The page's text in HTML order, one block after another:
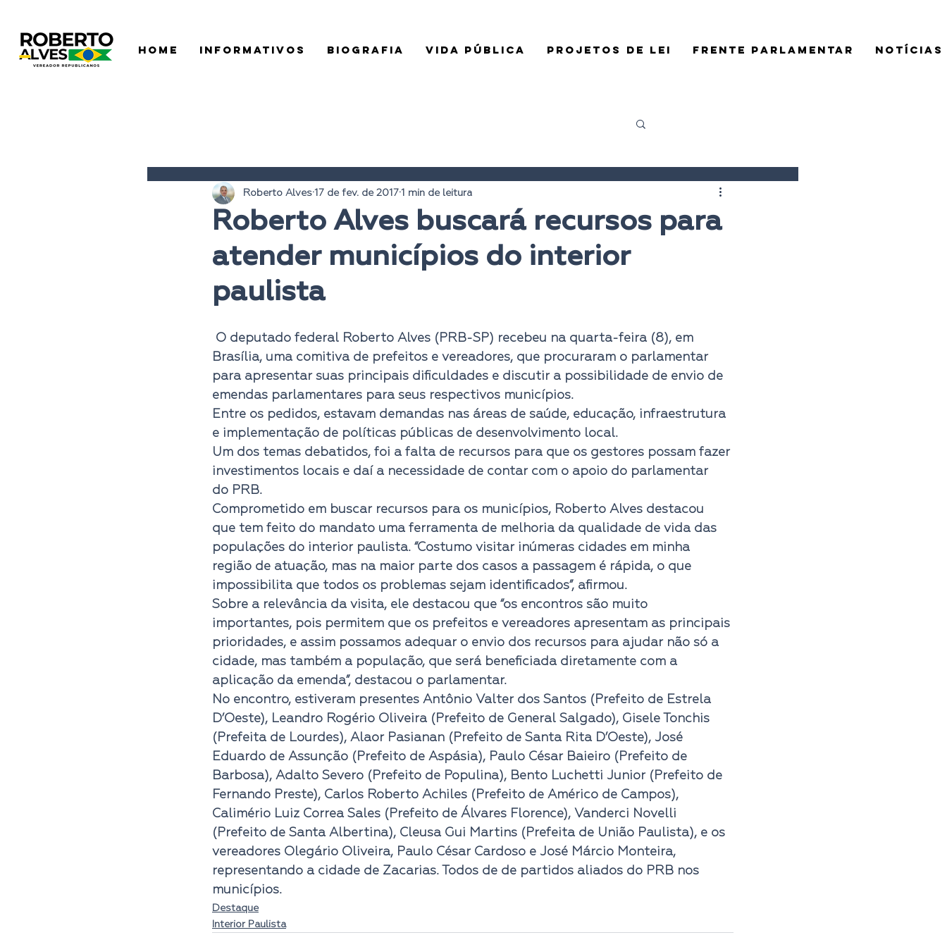
HOME INFORMATIVOS BIOGRAFIA VIDA PÚBLICA PROJETOS DE LEI FRENTE PARLAMENTAR NOTÍCIAS
Roberto Alves buscará recursos para
atender municípios do interior
paulista
Roberto Alves 17 de fev. de 2017 1 min de leitura
Brasília, uma comitiva de prefeitos e vereadores, que procuraram o parlamentar
para apresentar suas principais dificuldades e discutir a possibilidade de envio de
emendas parlamentares para seus respectivos municípios.
Entre os pedidos, estavam demandas nas áreas de saúde, educação, infraestrutura
e implementação de políticas públicas de desenvolvimento local.
Um dos temas debatidos, foi a falta de recursos para que os gestores possam fazer
investimentos locais e daí a necessidade de contar com o apoio do parlamentar
do PRB.
Comprometido em buscar recursos para os municípios, Roberto Alves destacou
que tem feito do mandato uma ferramenta de melhoria da qualidade de vida das
populações do interior paulista. “Costumo visitar inúmeras cidades em minha
região de atuação, mas na maior parte dos casos a passagem é rápida, o que
impossibilita que todos os problemas sejam identificados”, afirmou.
Sobre a relevância da visita, ele destacou que “os encontros são muito
importantes, pois permitem que os prefeitos e vereadores apresentam as principais
prioridades, e assim possamos adequar o envio dos recursos para ajudar não só a
cidade, mas também a população, que será beneficiada diretamente com a
aplicação da emenda”, destacou o parlamentar.
No encontro, estiveram presentes Antônio Valter dos Santos (Prefeito de Estrela
D’Oeste), Leandro Rogério Oliveira (Prefeito de General Salgado), Gisele Tonchis
(Prefeita de Lourdes), Alaor Pasianan (Prefeito de Santa Rita D’Oeste), José
Eduardo de Assunção (Prefeito de Aspásia), Paulo César Baieiro (Prefeito de
Barbosa), Adalto Severo (Prefeito de Populina), Bento Luchetti Junior (Prefeito de
Fernando Preste), Carlos Roberto Achiles (Prefeito de Américo de Campos),
Calimério Luiz Correa Sales (Prefeito de Álvares Florence), Vanderci Novelli
(Prefeito de Santa Albertina), Cleusa Gui Martins (Prefeita de União Paulista), e os
vereadores Olegário Oliveira, Paulo César Cardoso e José Márcio Monteira,
representando a cidade de Zacarias. Todos de de partidos aliados do PRB nos
municípios.
Destaque
Interior Paulista